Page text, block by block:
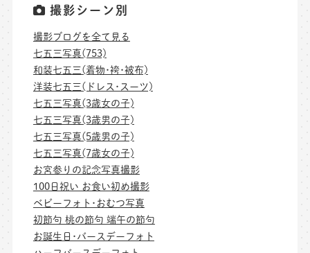
撮影シーン別
撮影ブログを全て見る
七五三写真(753)
和装七五三(着物･袴･被布)
洋装七五三(ドレス･スーツ)
七五三写真(3歳女の子)
七五三写真(3歳男の子)
七五三写真(5歳男の子)
七五三写真(7歳女の子)
お宮参りの記念写真撮影
100日祝い お食い初め撮影
ベビーフォト･おむつ写真
初節句 桃の節句 端午の節句
お誕生日･バースデーフォト